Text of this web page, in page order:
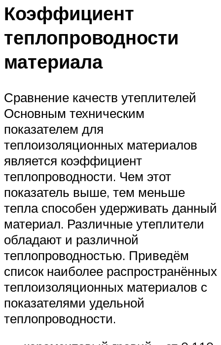
Коэффициент
теплопроводности
материала
Сравнение качеств утеплителей
Основным техническим
показателем для
теплоизоляционных материалов
является коэффициент
теплопроводности. Чем этот
показатель выше, тем меньше
тепла способен удерживать данный
материал. Различные утеплители
обладают и различной
теплопроводностью. Приведём
список наиболее распространённых
теплоизоляционных материалов с
показателями удельной
теплопроводности.